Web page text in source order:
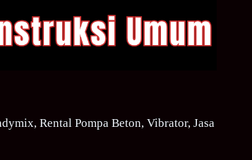
Rental Pompa Beton, Vibrator, Jasa